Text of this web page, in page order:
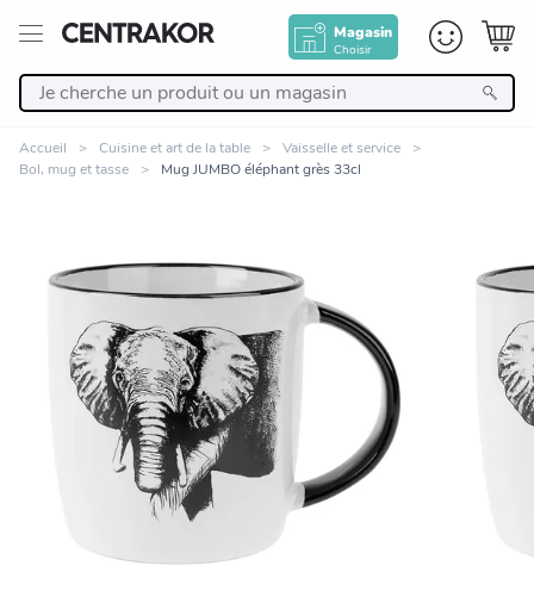
Magasin
Choisir
Décoration
Linge de maison
Meuble
Cuisine et art de la table
Salle de bain et beauté
Entretien et rangement
Accueil Cuisine et art de la table
Vaisselle et service
Bol, mug et tasse
Mug JUMBO éléphant grès 33cl
Zoomer sur l'image